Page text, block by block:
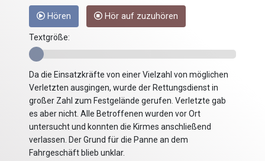
Hören Hör auf zuzuhören
Textgröße:
Da die Einsatzkräfte von einer Vielzahl von möglichen
Verletzten ausgingen, wurde der Rettungsdienst in
großer Zahl zum Festgelände gerufen. Verletzte gab
es aber nicht. Alle Betroffenen wurden vor Ort
untersucht und konnten die Kirmes anschließend
verlassen. Der Grund für die Panne an dem
Fahrgeschäft blieb unklar.